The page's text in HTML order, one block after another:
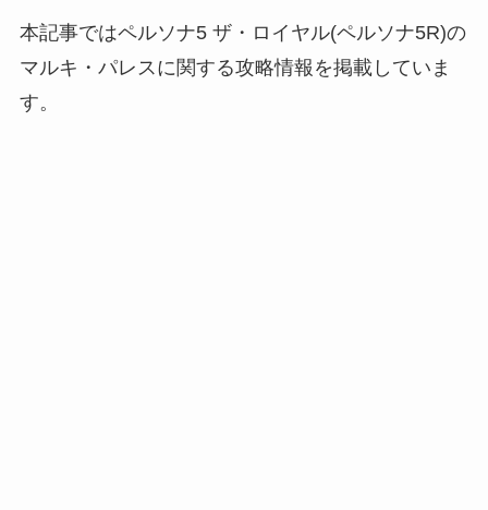
本記事ではペルソナ5 ザ・ロイヤル(ペルソナ5R)の
マルキ・パレスに関する攻略情報を掲載していま
す。